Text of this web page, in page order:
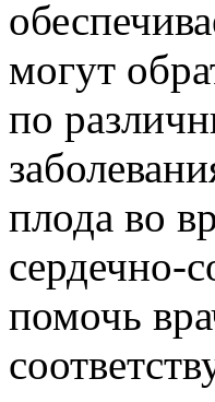
могут
по
плода во
сердечно-
помочь